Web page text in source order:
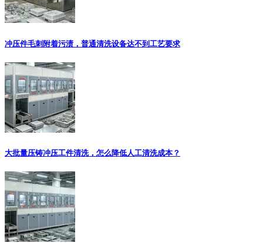
冲压件毛刺附着污渍，普通清洗设备达不到工艺要求
大批量压铸冲压工件清洗，怎么降低人工清洗成本？